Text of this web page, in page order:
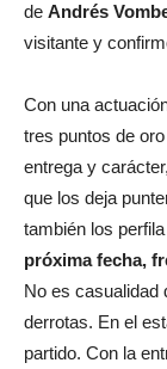
de Andrés
visitante y
Con una
tres puntos de
entrega y
que los deja
también los
próxima fecha,
No es casualidad
derrotas. En el
partido. Con la